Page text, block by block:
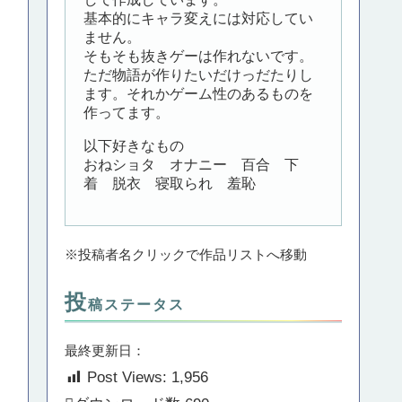
基本的にキャラ変えには対応してい
ません。
そもそも抜きゲーは作れないです。
ただ物語が作りたいだけっだたりし
ます。それかゲーム性のあるものを
作ってます。
以下好きなもの
おねショタ オナニー 百合 下
着 脱衣 寝取られ 羞恥
※投稿者名クリックで作品リストへ移動
投稿ステータス
最終更新日：
Post Views: 1,956